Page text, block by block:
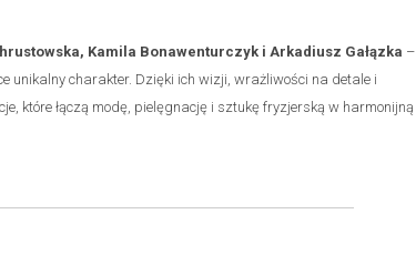
Kamila Bonawenturczyk i Arkadiusz Gałązka –
unikalny charakter. Dzięki ich wizji, wrażliwości na detale i
które łączą modę, pielęgnację i sztukę fryzjerską w harmonijną